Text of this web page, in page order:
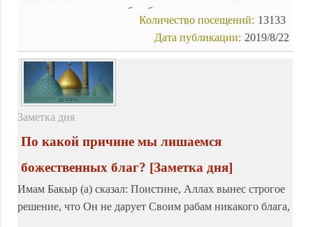
омовения, а также не обезображенным и не
осквернённым посредством этого мира), то станешь
шахидом - мучеником на пути Аллаха!.
13133
Количество посещений:
2019/8/22
Дата публикации:
Заметка дня
По какой причине мы лишаемся
божественных благ? [Заметка дня]
Имам Бакыр (а) сказал: Поистине, Аллах вынес строгое
решение, что Он не дарует Своим рабам никакого блага,